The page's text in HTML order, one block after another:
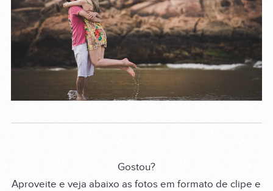
Gostou?
Aproveite e veja abaixo as fotos em formato de clipe e